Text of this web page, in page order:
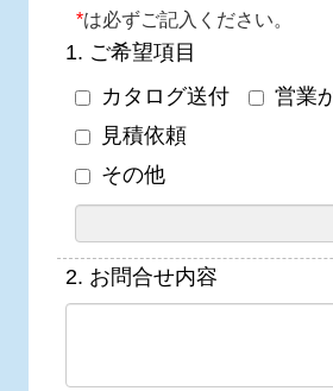
*は必ずご記入ください。
1. ご希望項目
カタログ送付
営業
見積依頼
その他
2. お問合せ内容